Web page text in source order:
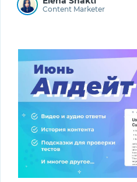
Content Marketer